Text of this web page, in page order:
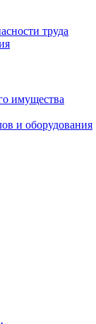
труда
имущества
и оборудования